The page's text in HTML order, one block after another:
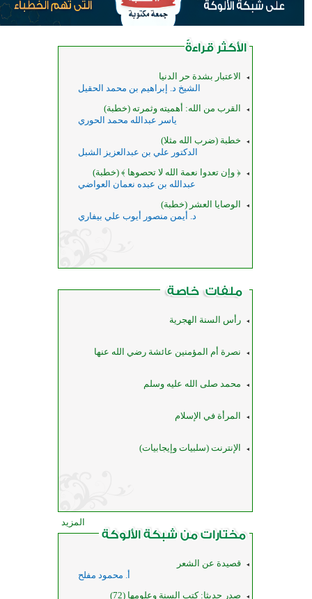
الاعتبار بشدة حر الدنيا
الشيخ د. إبراهيم بن محمد الحقيل
القرب من الله: أهميته وثمرته (خطبة)
ياسر عبدالله محمد الحوري
خطبة (ضرب الله مثلا)
الدكتور علي بن عبدالعزيز الشبل
﴿ وإن تعدوا نعمة الله لا تحصوها ﴾ (خطبة)
عبدالله بن عبده نعمان العواضي
الوصايا العشر (خطبة)
د. أيمن منصور أيوب علي بيفاري
رأس السنة الهجرية
نصرة أم المؤمنين عائشة رضي الله عنها
محمد صلى الله عليه وسلم
المرأة في الإسلام
الإنترنت (سلبيات وإيجابيات)
المزيد
قصيدة عن الشعر
أ. محمود مفلح
صدر حديثا: كتب السنة وعلومها (72)